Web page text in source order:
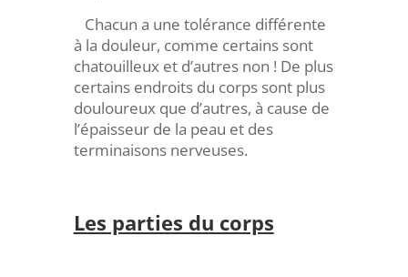
Chacun a une tolérance différente
à la douleur, comme certains sont
chatouilleux et d’autres non ! De plus
certains endroits du corps sont plus
douloureux que d’autres, à cause de
l’épaisseur de la peau et des
terminaisons nerveuses.
Les parties du corps